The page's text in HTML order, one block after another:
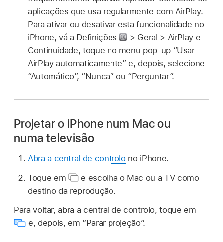
aplicações que usa regularmente com AirPlay.
Para ativar ou desativar esta funcionalidade no
iPhone, vá a Definições
> Geral > AirPlay e
Continuidade, toque no menu pop‑up “Usar
AirPlay automaticamente” e, depois, selecione
“Automático”, “Nunca” ou “Perguntar”.
Projetar o iPhone num Mac ou
numa televisão
Abra a central de controlono iPhone.
Toque em
e escolha o Mac ou a TV como
destino da reprodução.
Para voltar, abra a central de controlo, toque em
e, depois, em “Parar projeção”.